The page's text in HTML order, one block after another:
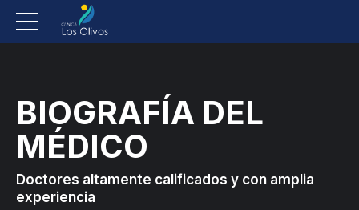
BIOGRAFÍA DEL
MÉDICO
Doctores altamente calificados y con amplia
experiencia